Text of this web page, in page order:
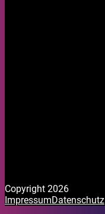
Copyright 2026
ImpressumDatenschutz